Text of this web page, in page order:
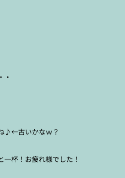
・
♪←古いかなｗ？
杯！お疲れ様でした！